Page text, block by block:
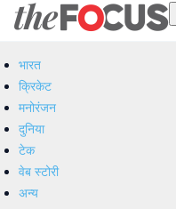
भारत
क्रिकेट
मनोरंजन
दुनिया
टेक
वेब स्टोरी
अन्य